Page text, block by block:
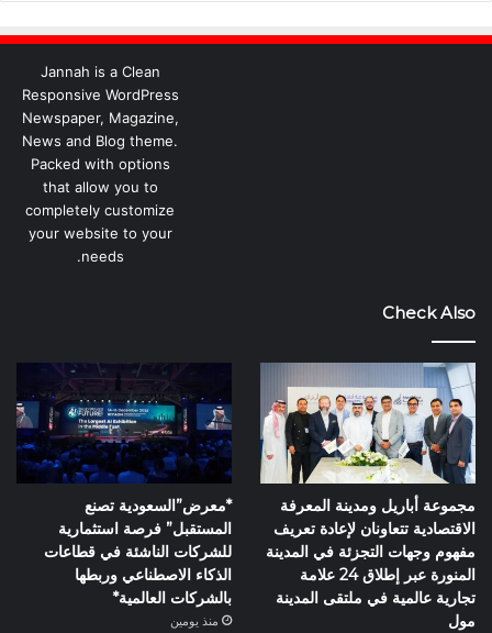
Jannah is a Clean
Responsive WordPress
Newspaper, Magazine,
News and Blog theme.
Packed with options
that allow you to
completely customize
your website to your
needs.
Check Also
مجموعة أباريل ومدينة المعرفة
الاقتصادية تتعاونان لإعادة تعريف
مفهوم وجهات التجزئة في المدينة
المنورة عبر إطلاق 24 علامة
تجارية عالمية في ملتقى المدينة
مول
*معرض”السعودية تصنع
المستقبل” فرصة استثمارية
للشركات الناشئة في قطاعات
الذكاء الاصطناعي وربطها
بالشركات العالمية*
منذ يومين